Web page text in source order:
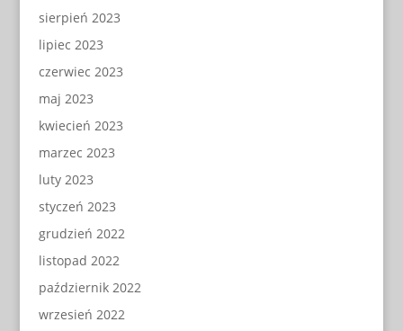
sierpień 2023
lipiec 2023
czerwiec 2023
maj 2023
kwiecień 2023
marzec 2023
luty 2023
styczeń 2023
grudzień 2022
listopad 2022
październik 2022
wrzesień 2022